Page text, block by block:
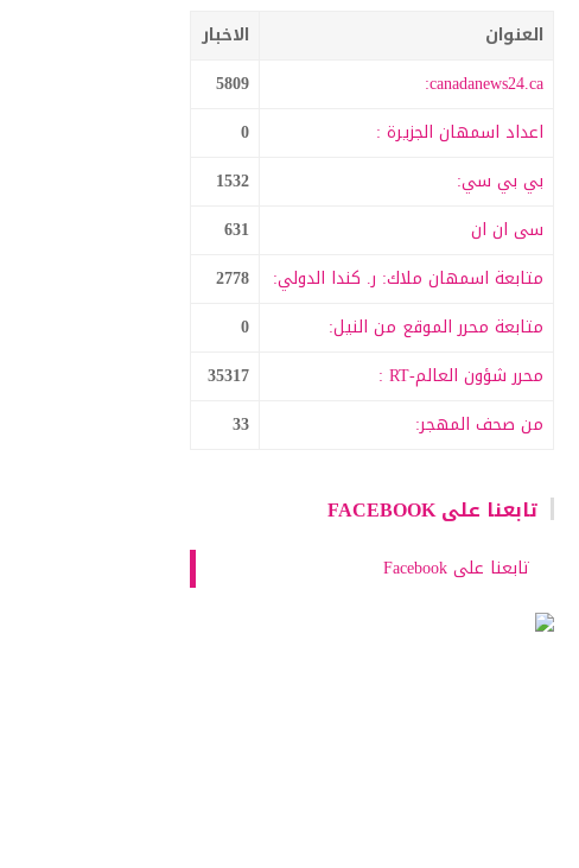
العنوان
الاخبار
canadanews24.ca:
5809
اعداد اسمهان الجزيرة :
0
بي بي سي:
1532
سى ان ان
631
متابعة اسمهان ملاك: ر. كندا الدولي:
2778
متابعة محرر الموقع من النيل:
0
محرر شؤون العالم-RT :
35317
من صحف المهجر:
33
تابعنا على FACEBOOK
تابعنا على Facebook